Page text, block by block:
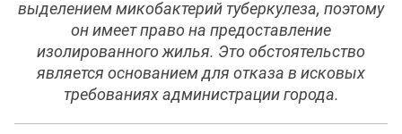
выделением микобактерий туберкулеза, поэтому
он имеет право на предоставление
изолированного жилья. Это обстоятельство
является основанием для отказа в исковых
требованиях администрации города.